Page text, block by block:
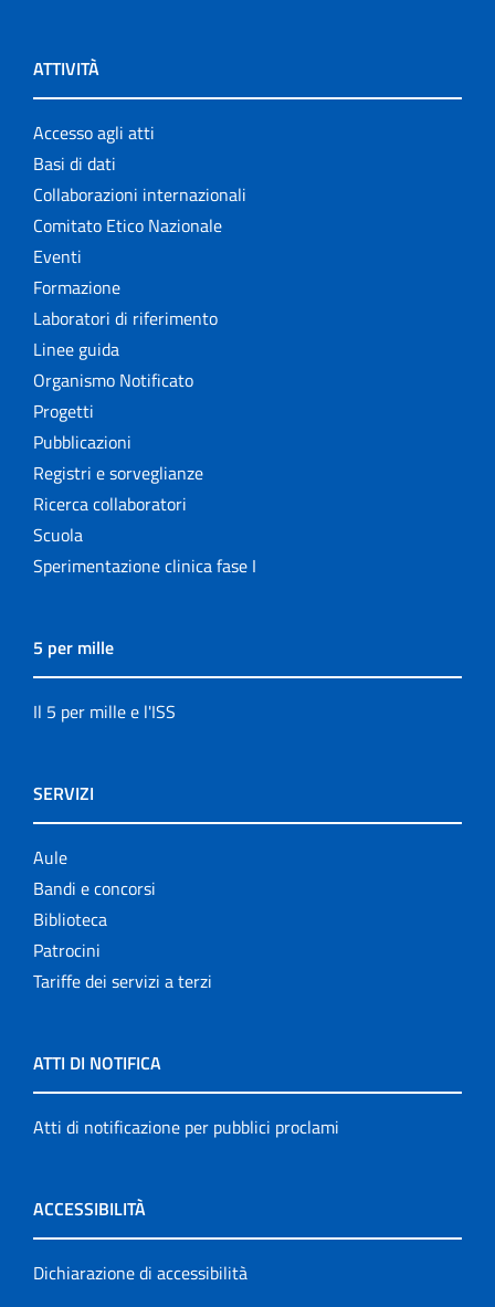
ATTIVITÀ
Accesso agli atti
Basi di dati
Collaborazioni internazionali
Comitato Etico Nazionale
Eventi
Formazione
Laboratori di riferimento
Linee guida
Organismo Notificato
Progetti
Pubblicazioni
Registri e sorveglianze
Ricerca collaboratori
Scuola
Sperimentazione clinica fase I
5 per mille
Il 5 per mille e l'ISS
SERVIZI
Aule
Bandi e concorsi
Biblioteca
Patrocini
Tariffe dei servizi a terzi
ATTI DI NOTIFICA
Atti di notificazione per pubblici proclami
ACCESSIBILITÀ
Dichiarazione di accessibilità